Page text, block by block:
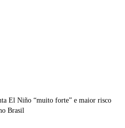
El Niño “muito forte” e maior risco
Brasil